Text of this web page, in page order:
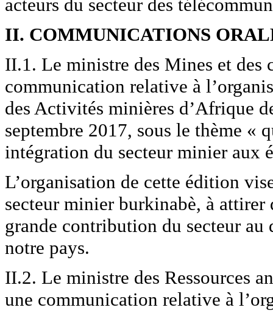
acteurs du secteur des
II. COMMUNICATIONS
II.1. Le ministre des Mines et des
communication relative à
des Activités minières d’Afrique
septembre 2017, sous le thème «
intégration du secteur minier aux
L’organisation de cette édition
secteur minier burkinabè, à attirer
grande contribution du secteur
notre pays.
II.2. Le ministre des Ressources
une communication relative à